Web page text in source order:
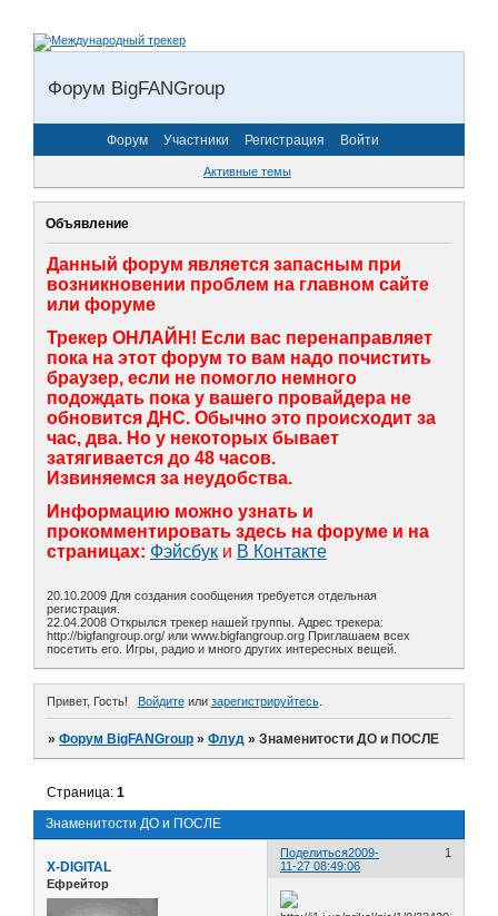
Форум BigFANGroup
Форум Участники Регистрация Войти
Активные темы
Объявление
Данный форум является запасным при
возникновении проблем на главном сайте
или форуме
Трекер ОНЛАЙН! Если вас перенаправляет
пока на этот форум то вам надо почистить
браузер, если не помогло немного
подождать пока у вашего провайдера не
обновится ДНС. Обычно это происходит за
час, два. Но у некоторых бывает
затягивается до 48 часов.
Извиняемся за неудобства.
Информацию можно узнать и
прокомментировать здесь на форуме и на
страницах: Фэйсбук и В Контакте
20.10.2009 Для создания сообщения требуется отдельная
регистрация.
22.04.2008 Открылся трекер нашей группы. Адрес трекера:
http://bigfangroup.org/ или www.bigfangroup.org Приглашаем всех
посетить его. Игры, радио и много других интересных вещей.
Привет, Гость! Войдитеили зарегистрируйтесь.
»Форум BigFANGroup »Флуд »Знаменитости ДО и ПОСЛЕ
Знаменитости ДО и ПОСЛЕ
Страница:1
Поделиться 1
2009-
11-27 08:49:06
X-DIGITAL
Ефрейтор